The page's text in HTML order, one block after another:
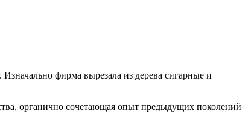
фирма вырезала из дерева сигарные и
органично сочетающая опыт предыдущих поколений